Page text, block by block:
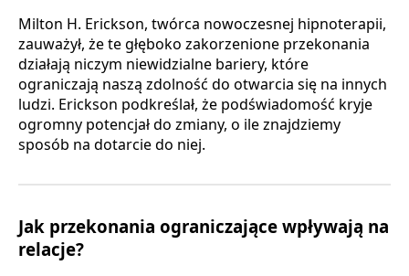
Milton H. Erickson, twórca nowoczesnej hipnoterapii,
zauważył, że te głęboko zakorzenione przekonania
działają niczym niewidzialne bariery, które
ograniczają naszą zdolność do otwarcia się na innych
ludzi. Erickson podkreślał, że podświadomość kryje
ogromny potencjał do zmiany, o ile znajdziemy
sposób na dotarcie do niej.
Jak przekonania ograniczające wpływają na
relacje?